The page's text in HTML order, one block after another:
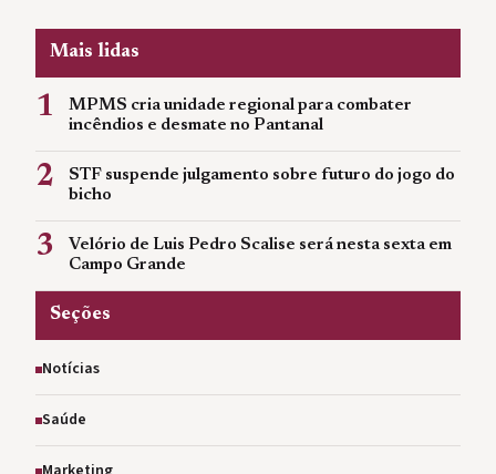
Mais lidas
1
MPMS cria unidade regional para combater
incêndios e desmate no Pantanal
2
STF suspende julgamento sobre futuro do jogo do
bicho
3
Velório de Luis Pedro Scalise será nesta sexta em
Campo Grande
Seções
Notícias
Saúde